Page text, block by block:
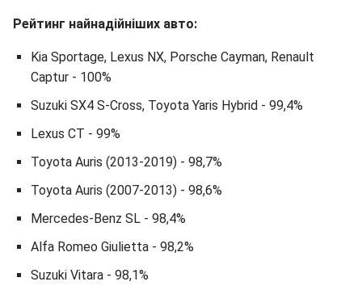
Рейтинг найнадійніших авто:
Kia Sportage, Lexus NX, Porsche Cayman, Renault
Captur - 100%
Suzuki SX4 S-Cross, Toyota Yaris Hybrid - 99,4%
Lexus CT - 99%
Toyota Auris (2013-2019) - 98,7%
Toyota Auris (2007-2013) - 98,6%
Mercedes-Benz SL - 98,4%
Alfa Romeo Giulietta - 98,2%
Suzuki Vitara - 98,1%